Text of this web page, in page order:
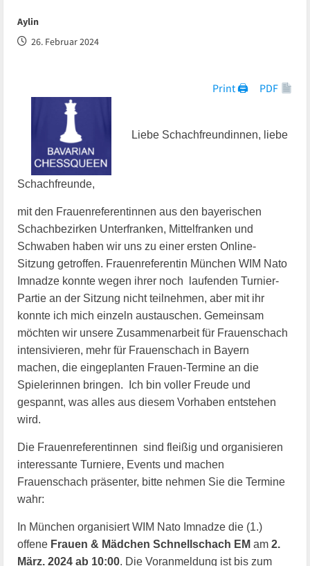
Aylin
26. Februar 2024
Print 🖨 PDF
Liebe Schachfreundinnen, liebe
Schachfreunde,
mit den Frauenreferentinnen aus den bayerischen
Schachbezirken Unterfranken, Mittelfranken und
Schwaben haben wir uns zu einer ersten Online-
Sitzung getroffen. Frauenreferentin München WIM Nato
Imnadze konnte wegen ihrer noch laufenden Turnier-
Partie an der Sitzung nicht teilnehmen, aber mit ihr
konnte ich mich einzeln austauschen. Gemeinsam
möchten wir unsere Zusammenarbeit für Frauenschach
intensivieren, mehr für Frauenschach in Bayern
machen, die eingeplanten Frauen-Termine an die
Spielerinnen bringen. Ich bin voller Freude und
gespannt, was alles aus diesem Vorhaben entstehen
wird.
Die Frauenreferentinnen sind fleißig und organisieren
interessante Turniere, Events und machen
Frauenschach präsenter, bitte nehmen Sie die Termine
wahr:
In München organisiert WIM Nato Imnadze die (1.)
offene Frauen & Mädchen Schnellschach EM am 2.
März. 2024 ab 10:00. Die Voranmeldung ist bis zum